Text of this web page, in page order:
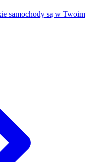
samochody są w Twoim